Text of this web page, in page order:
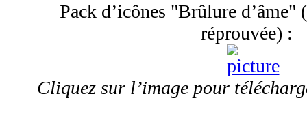
Pack d’icônes "Brûlure d’âme"
réprouvée) :
Cliquez sur l’image pour